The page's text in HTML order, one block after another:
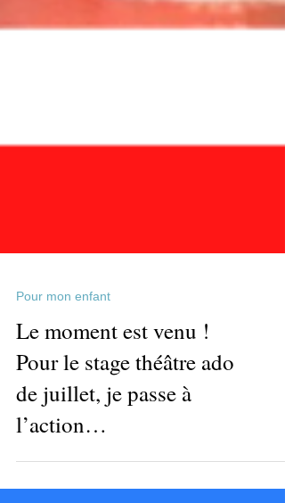
Pour mon enfant
Le moment est venu !
Pour le stage théâtre ado
de juillet, je passe à
l’action…